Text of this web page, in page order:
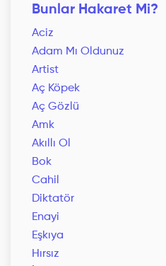
Bunlar Hakaret Mi?
Aciz
Adam Mı Oldunuz
Artist
Aç Köpek
Aç Gözlü
Amk
Akıllı Ol
Bok
Cahil
Diktatör
Enayi
Eşkıya
Hırsız